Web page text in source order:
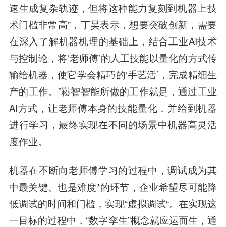
速生成复杂轨迹，但将这种能力复刻到机器上技
术门槛非常高”，丁昊表示，想要突破创新，需要
在深入了解机器机理的基础上，结合工业AI技术
与控制论，将‘老师傅’的人工技能以量化的方式传
输给机器，使它学会精巧的‘手艺活’，完成精细生
产的工作。”崧智智能所做的工作就是，通过工业
AI方式，让老师傅本身的技能量化，并给到机器
进行学习，最终实现在不同的场景中机器高灵活
度作业。
机器在不断向老师傅学习的过程中，调试成为其
中最关键、也是难度*的环节，企业希望尽可能降
低调试的时间和门槛，实现“虚拟调试“。在实现这
一目标的过程中，“数字孪生”概念就应运而生，通